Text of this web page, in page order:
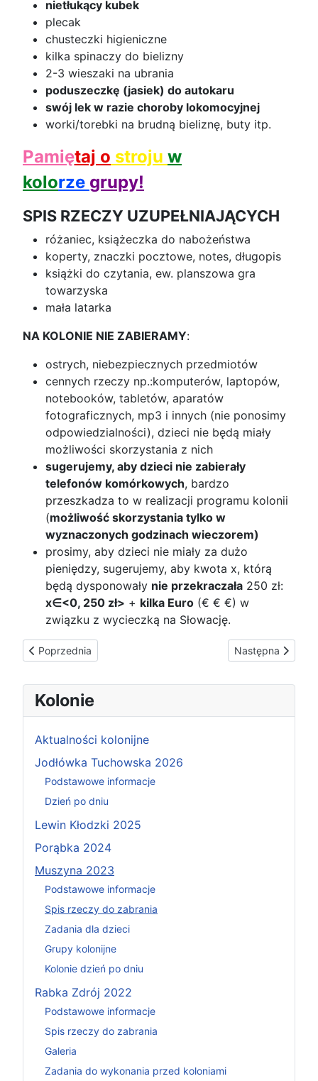
nietłukący kubek
plecak
chusteczki higieniczne
kilka spinaczy do bielizny
2-3 wieszaki na ubrania
poduszeczkę (jasiek) do autokaru
swój lek w razie choroby lokomocyjnej
worki/torebki na brudną bieliznę, buty itp.
Pamiętaj o stroju w
kolorze grupy!
SPIS RZECZY UZUPEŁNIAJĄCYCH
różaniec, książeczka do nabożeństwa
koperty, znaczki pocztowe, notes, długopis
książki do czytania, ew. planszowa gra
towarzyska
mała latarka
NA KOLONIE NIE ZABIERAMY:
ostrych, niebezpiecznych przedmiotów
cennych rzeczy np.:komputerów, laptopów,
notebooków, tabletów, aparatów
fotograficznych, mp3 i innych (nie ponosimy
odpowiedzialności), dzieci nie będą miały
możliwości skorzystania z nich
sugerujemy, aby dzieci nie zabierały
telefonów komórkowych, bardzo
przeszkadza to w realizacji programu kolonii
(możliwość skorzystania tylko w
wyznaczonych godzinach wieczorem)
prosimy, aby dzieci nie miały za dużo
pieniędzy, sugerujemy, aby kwota x, którą
będą dysponowały nie przekraczała 250 zł:
x∈<0, 250 zł> + kilka Euro (€ € €) w
związku z wycieczką na Słowację.
Poprzednia strona: Aktualizacja zdjęć
Poprzednia Następna
Następna
Kolonie
Aktualności kolonijne
Jodłówka Tuchowska 2026
Podstawowe informacje
Dzień po dniu
Lewin Kłodzki 2025
Porąbka 2024
Muszyna 2023
Podstawowe informacje
Spis rzeczy do zabrania
Zadania dla dzieci
Grupy kolonijne
Kolonie dzień po dniu
Rabka Zdrój 2022
Podstawowe informacje
Spis rzeczy do zabrania
Galeria
Zadania do wykonania przed koloniami